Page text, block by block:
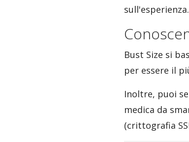
sull'esperienza.
Bust Size si
per essere il
Inoltre, puoi
medica da
(crittografia